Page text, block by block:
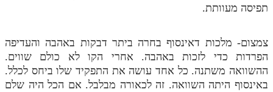
דף היומי בזוהר הקדוש
תפיסה מעוותת.
צמצום- מלכות דאינסוף בחרה ביתר דבקות באהבה והעדיפה
הפרדות כדי לזכות באהבה. אחרי הקו לא כולם שווים.
ההשוואה משתנה. כל אחד עושה את התפקיד שלו ביחס לכלל.
באינסוף היתה השוואה. זה לכאורה מבלבל. אם הכל היה שלם